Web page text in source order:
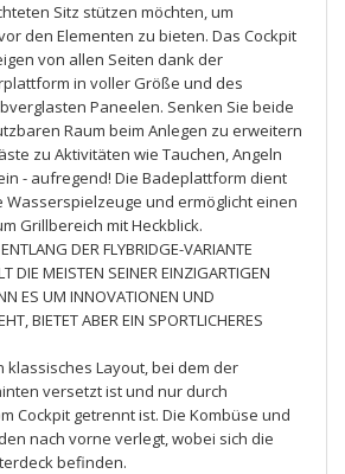
Sitz stützen möchten, um
den Elementen zu bieten. Das Cockpit
von allen Seiten dank der
in voller Größe und des
Paneelen. Senken Sie beide
Raum beim Anlegen zu erweitern
zu Aktivitäten wie Tauchen, Angeln
- aufregend! Die Badeplattform dient
Wasserspielzeuge und ermöglicht einen
Grillbereich mit Heckblick.
DER FLYBRIDGE-VARIANTE
DIE MEISTEN SEINER EINZIGARTIGEN
ES UM INNOVATIONEN UND
BIETET ABER EIN SPORTLICHERES
klassisches Layout, bei dem der
versetzt ist und nur durch
Cockpit getrennt ist. Die Kombüse und
nach vorne verlegt, wobei sich die
befinden.